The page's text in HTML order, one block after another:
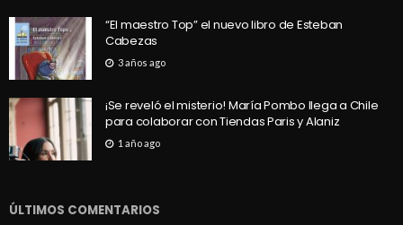
“El maestro Top” el nuevo libro de Esteban
Cabezas
3 años ago
¡Se reveló el misterio! María Pombo llega a Chile
para colaborar con Tiendas Paris y Alaniz
1 año ago
ÚLTIMOS COMENTARIOS